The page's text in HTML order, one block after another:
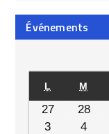
Événements
L M
27 28
3
4